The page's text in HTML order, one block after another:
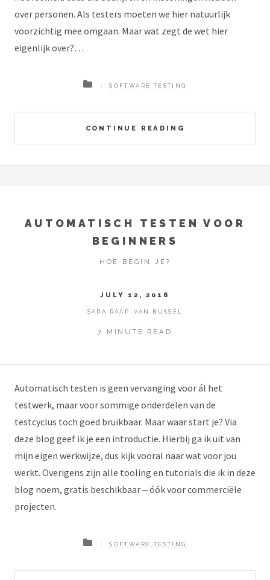
over personen. Als testers moeten we hier natuurlijk
voorzichtig mee omgaan. Maar wat zegt de wet hier
eigenlijk over?…
CONTINUE READING
SOFTWARE TESTING
AUTOMATISCH TESTEN VOOR
BEGINNERS
HOE BEGIN JE?
JULY 12, 2016
SARA RAAP-VAN BUSSEL
7 MINUTE READ
Automatisch testen is geen vervanging voor ál het
testwerk, maar voor sommige onderdelen van de
testcyclus toch goed bruikbaar. Maar waar start je? Via
deze blog geef ik je een introductie. Hierbij ga ik uit van
mijn eigen werkwijze, dus kijk vooral naar wat voor jou
werkt. Overigens zijn alle tooling en tutorials die ik in deze
blog noem, gratis beschikbaar ‒ óók voor commerciële
projecten.
SOFTWARE TESTING